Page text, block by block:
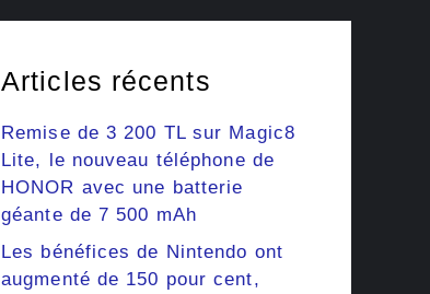
Articles récents
Remise de 3 200 TL sur Magic8
Lite, le nouveau téléphone de
HONOR avec une batterie
géante de 7 500 mAh
Les bénéfices de Nintendo ont
augmenté de 150 pour cent,